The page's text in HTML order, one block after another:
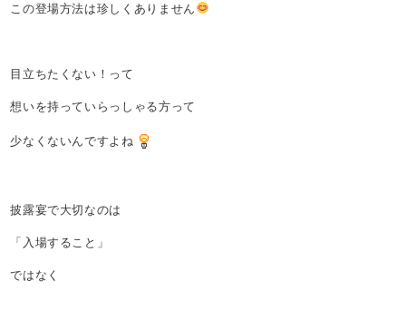
この登場方法は珍しくありません
目立ちたくない！って
想いを持っていらっしゃる方って
少なくないんですよね
披露宴で大切なのは
「入場すること」
ではなく